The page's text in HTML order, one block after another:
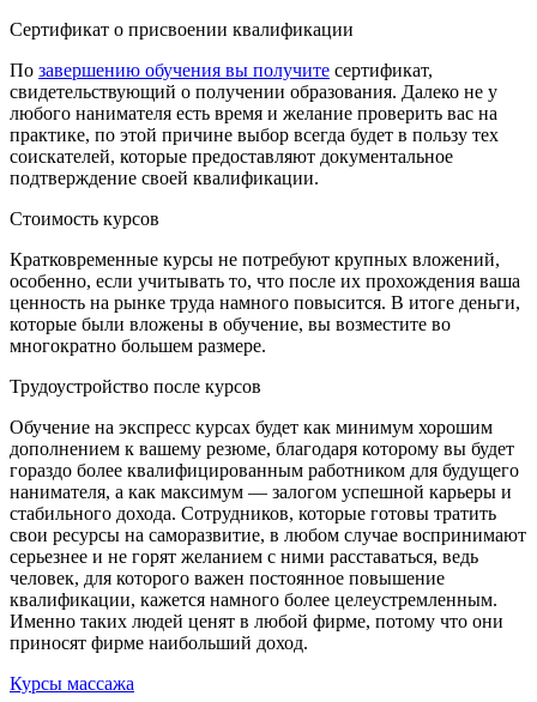
Сертификат о присвоении квалификации
По завершению обучения вы получите сертификат,
свидетельствующий о получении образования. Далеко не у
любого нанимателя есть время и желание проверить вас на
практике, по этой причине выбор всегда будет в пользу тех
соискателей, которые предоставляют документальное
подтверждение своей квалификации.
Стоимость курсов
Кратковременные курсы не потребуют крупных вложений,
особенно, если учитывать то, что после их прохождения ваша
ценность на рынке труда намного повысится. В итоге деньги,
которые были вложены в обучение, вы возместите во
многократно большем размере.
Трудоустройство после курсов
Обучение на экспресс курсах будет как минимум хорошим
дополнением к вашему резюме, благодаря которому вы будет
гораздо более квалифицированным работником для будущего
нанимателя, а как максимум — залогом успешной карьеры и
стабильного дохода. Сотрудников, которые готовы тратить
свои ресурсы на саморазвитие, в любом случае воспринимают
серьезнее и не горят желанием с ними расставаться, ведь
человек, для которого важен постоянное повышение
квалификации, кажется намного более целеустремленным.
Именно таких людей ценят в любой фирме, потому что они
приносят фирме наибольший доход.
Курсы массажа